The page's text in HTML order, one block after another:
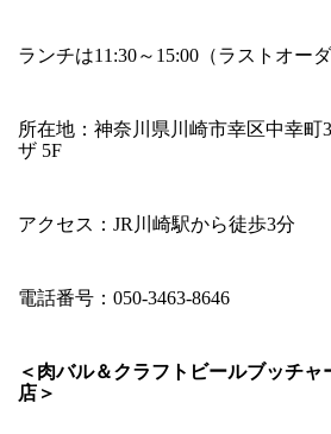
ランチは11:30～15:00（ラストオー
所在地：神奈川県川崎市幸区中幸町
ザ 5F
アクセス：JR川崎駅から徒歩3分
電話番号：050-3463-8646
＜肉バル＆クラフトビールブッチャ
店＞